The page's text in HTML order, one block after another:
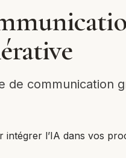
de communication
l’IA dans vos